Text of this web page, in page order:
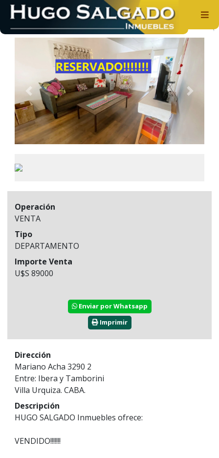
Departamento en Venta
Previous Next
Operación
VENTA
Tipo
DEPARTAMENTO
Importe Venta
U$S 89000
Enviar por Whatsapp
Imprimir
Dirección
Mariano Acha 3290 2
Entre: Ibera y Tamborini
Villa Urquiza. CABA.
Descripción
HUGO SALGADO Inmuebles ofrece:
VENDIDO!!!!!!!